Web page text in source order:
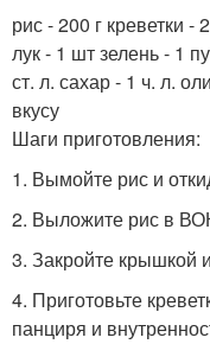
рис - 200 г креветки
лук - 1 шт зелень - 1
ст. л. сахар - 1 ч. л.
вкусу
Шаги приготовления:
1. Вымойте рис и
2. Выложите рис в
3. Закройте крышкой
4. Приготовьте
панциря и